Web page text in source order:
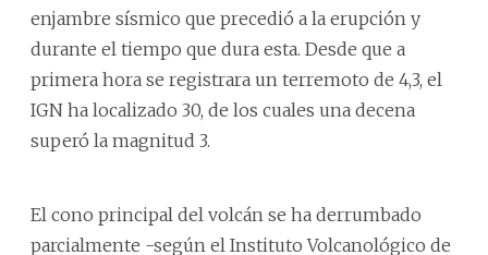
enjambre sísmico que precedió a la erupción y
durante el tiempo que dura esta. Desde que a
primera hora se registrara un terremoto de 4,3, el
IGN ha localizado 30, de los cuales una decena
superó la magnitud 3.
El cono principal del volcán se ha derrumbado
parcialmente -según el Instituto Volcanológico de